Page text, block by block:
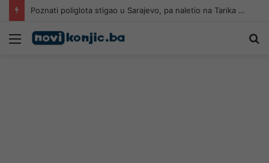
Poznati poliglota stigao u Sarajevo, pa naletio na Tarika Hodžića: Možemo pričati na bosanskom, turskom, francuskom…
Meni